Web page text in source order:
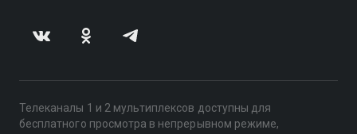
Телеканалы 1 и 2 мультиплексов доступны для
бесплатного просмотра в непрерывном режиме,